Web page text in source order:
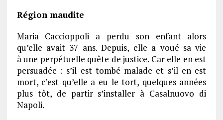
Région maudite
Maria Caccioppoli a perdu son enfant alors
qu’elle avait 37 ans. Depuis, elle a voué sa vie
à une perpétuelle quête de justice. Car elle en est
persuadée : s’il est tombé malade et s’il en est
mort, c’est qu’elle a eu le tort, quelques années
plus tôt, de partir s’installer à Casalnuovo di
Napoli.